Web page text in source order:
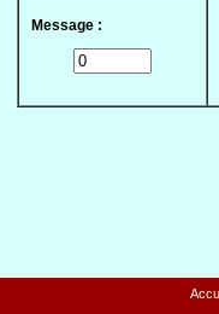
Message :